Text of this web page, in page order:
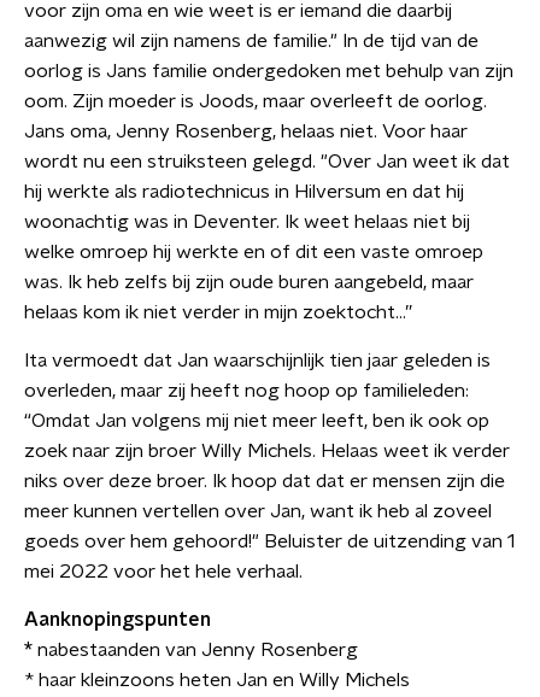
voor zijn oma en wie weet is er iemand die daarbij
aanwezig wil zijn namens de familie." In de tijd van de
oorlog is Jans familie ondergedoken met behulp van zijn
oom. Zijn moeder is Joods, maar overleeft de oorlog.
Jans oma, Jenny Rosenberg, helaas niet. Voor haar
wordt nu een struiksteen gelegd. "Over Jan weet ik dat
hij werkte als radiotechnicus in Hilversum en dat hij
woonachtig was in Deventer. Ik weet helaas niet bij
welke omroep hij werkte en of dit een vaste omroep
was. Ik heb zelfs bij zijn oude buren aangebeld, maar
helaas kom ik niet verder in mijn zoektocht...”
Ita vermoedt dat Jan waarschijnlijk tien jaar geleden is
overleden, maar zij heeft nog hoop op familieleden:
“Omdat Jan volgens mij niet meer leeft, ben ik ook op
zoek naar zijn broer Willy Michels. Helaas weet ik verder
niks over deze broer. Ik hoop dat dat er mensen zijn die
meer kunnen vertellen over Jan, want ik heb al zoveel
goeds over hem gehoord!" Beluister de uitzending van 1
mei 2022 voor het hele verhaal.
Aanknopingspunten
* nabestaanden van Jenny Rosenberg
* haar kleinzoons heten Jan en Willy Michels